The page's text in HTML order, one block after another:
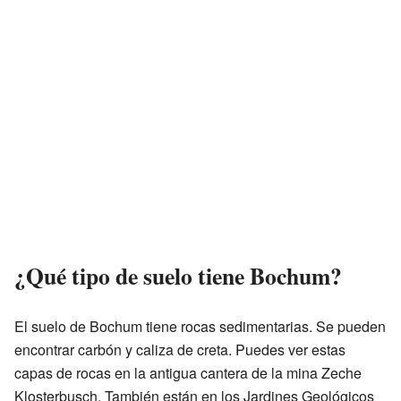
¿Qué tipo de suelo tiene Bochum?
El suelo de Bochum tiene rocas sedimentarias. Se pueden
encontrar carbón y caliza de creta. Puedes ver estas
capas de rocas en la antigua cantera de la mina Zeche
Klosterbusch. También están en los Jardines Geológicos